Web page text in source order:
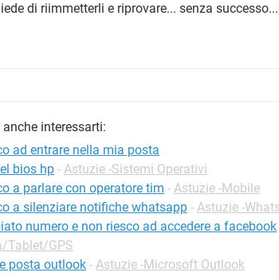
di riimmetterli e riprovare... senza
anche interessarti:
ad entrare nella mia posta
bios hp - Astuzie -Sistemi Operativi
a parlare con operatore tim - Astuzie -Mobile
a silenziare notifiche whatsapp - Astuzie -
numero e non riesco ad accedere a facebook
Tablet/GPS
posta outlook - Astuzie -Microsoft Outlook